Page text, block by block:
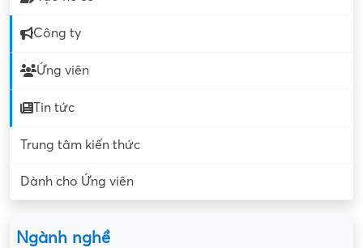
Công ty
Ứng viên
Tin tức
Trung tâm kiến thức
Dành cho Ứng viên
Ngành nghề